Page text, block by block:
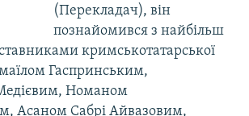
(Перекладач), він
познайомився з найбільш
кримськотатарської
Гаспринським,
Номаном
Асаном Сабрі Айвазовим,